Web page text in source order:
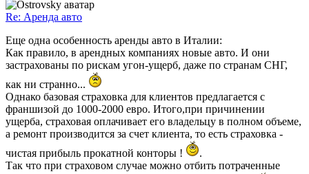
Re: Аренда авто
Еще одна особенность аренды авто в Италии:
Как правило, в арендных компаниях новые авто. И они
застрахованы по рискам угон-ущерб, даже по странам СНГ,
как ни странно...
Однако базовая страховка для клиентов предлагается с
франшизой до 1000-2000 евро. Итого,при причинении
ущерба, страховая оплачивает его владельцу в полном объеме,
а ремонт производится за счет клиента, то есть страховка -
чистая прибыль прокатной конторы !
.
Так что при страховом случае можно отбить потраченные